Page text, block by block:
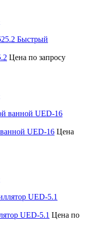
Быстрый
Цена по запросу
UED-16 Цена
UED-5.1 Цена по